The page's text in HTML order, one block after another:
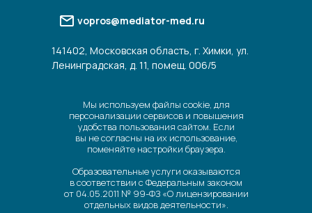
Мы используем файлы cookie, для
персонализации сервисов и повышения
удобства пользования сайтом. Если
вы не согласны на их использование,
поменяйте настройки браузера.
Образовательные услуги оказываются
в соответствии с Федеральным законом
от 04.05.2011 № 99-ФЗ «О лицензировании
отдельных видов деятельности».
vopros@mediator-med.ru
141402, Московская область, г. Химки, ул.
Ленинградская, д. 11, помещ. 006/5